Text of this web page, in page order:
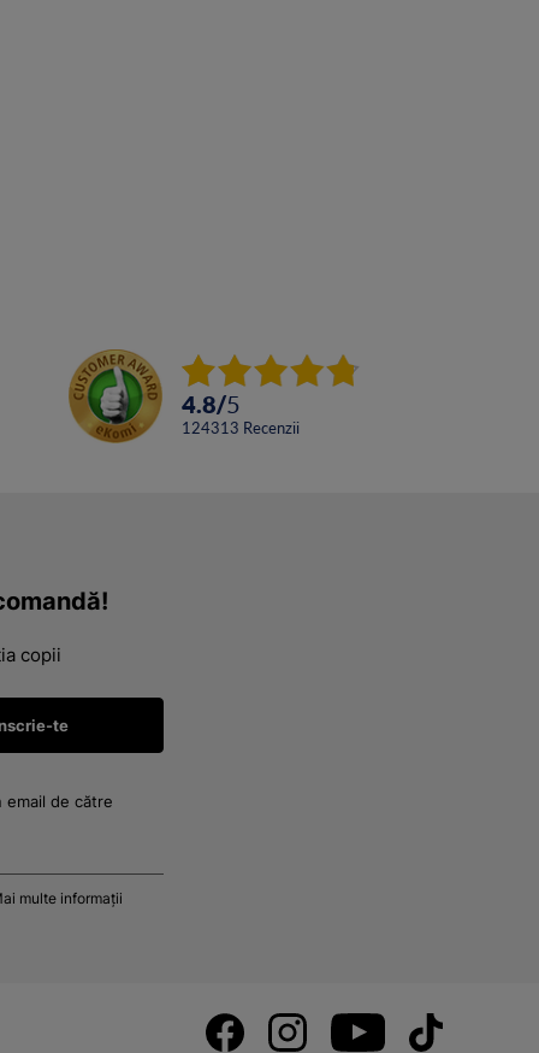
4.8/5
124313 Recenzii
copii
email de către
multe informații